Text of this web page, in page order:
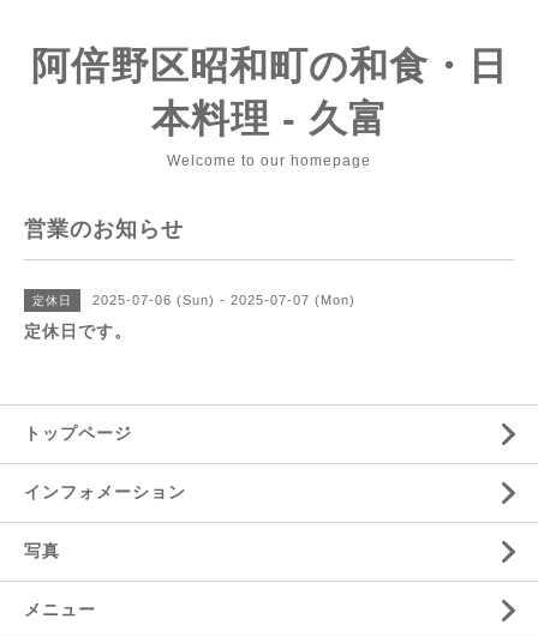
阿倍野区昭和町の和食・日
本料理 - 久富
Welcome to our homepage
営業のお知らせ
定休日 2025-07-06 (Sun) - 2025-07-07 (Mon)
定休日です。
トップページ
インフォメーション
写真
メニュー